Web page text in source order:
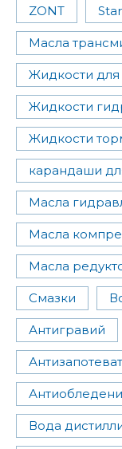
ZONT
Масла
Жидкости для
Жидкости
Жидкости
карандаши
Масла
Масла
Масла
Смазки
Антигравий
Вода